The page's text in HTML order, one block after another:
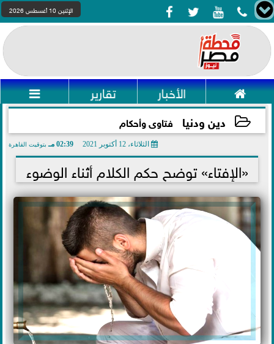
    الإثنين 10 أغسطس 2026
 الأخبار تقارير 
دين ودنيا فتاوى وأحكام
الثلاثاء، 12 أكتوبر 2021 02:39 مـ بتوقيت القاهرة
«الإفتاء» توضح حكم الكلام أثناء الوضوء